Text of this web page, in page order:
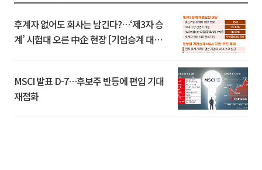
후계자 없어도 회사는 남긴다?…‘제3자 승
계’ 시험대 오른 中企 현장 [기업승계 대전
MSCI 발표 D-7…후보주 반등에 편입 기대
재점화